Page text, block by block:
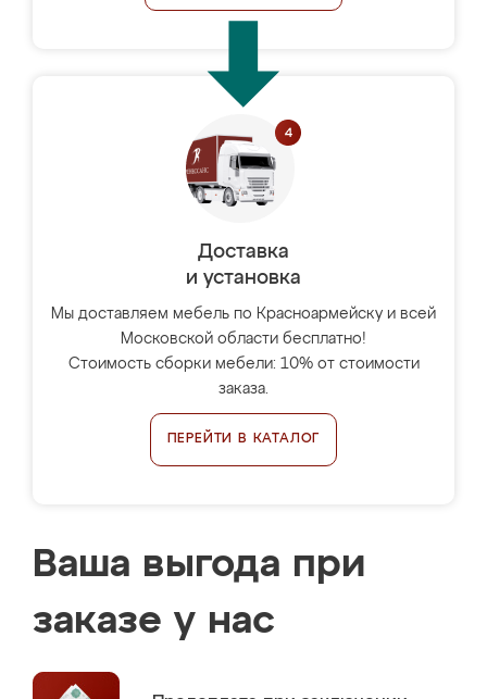
Доставка
и установка
Мы доставляем мебель по Красноармейску и всей
Московской области бесплатно!
Стоимость сборки мебели: 10% от стоимости
заказа.
ПЕРЕЙТИ В КАТАЛОГ
Ваша выгода при
заказе у нас